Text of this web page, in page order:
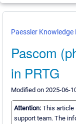
Paessler Knowledge
Pascom
in PRTG
Modified on 2025-06-
Attention: This article
support team. The